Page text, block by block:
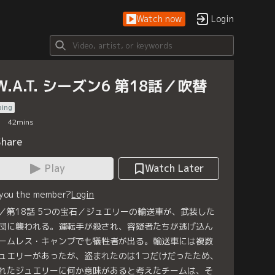
Watch now Login
シーズン6 第18話／吹替
42mins
Play
Watch Later
the member?Login
第18話 5つの宝石／ジュエリーの輸送車が、武装した
に襲われる。運転手が殺され、容疑者たちが逃げ込ん
ムレス・キャンプでも犠牲者が出る。輸送車には複数
エリーがあったが、盗まれたのは1つだけだったため、
たジュエリーに何か意味があると考えたチームは、そ